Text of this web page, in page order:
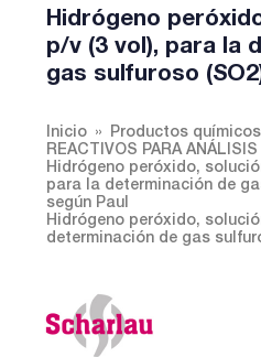
Hidrógeno
p/v (3 vol), para la
gas sulfuroso
Inicio
Productos químicos
REACTIVOS PARA
Hidrógeno peróxido,
para la determinación de
según Paul
Hidrógeno peróxido,
determinación de gas